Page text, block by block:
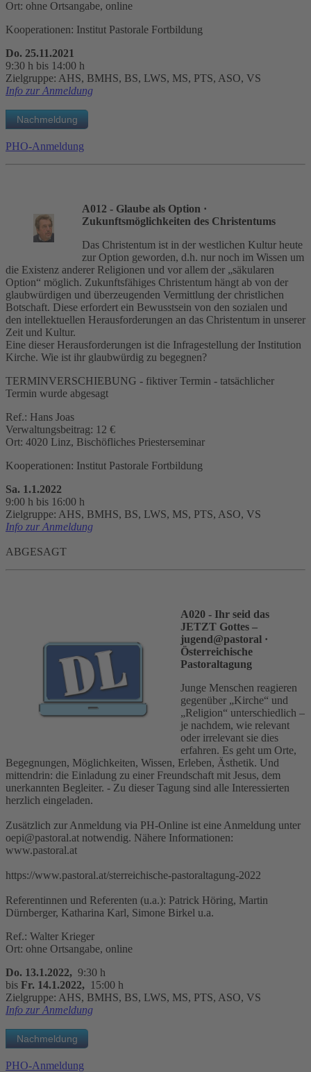
Ort: ohne Ortsangabe, online
Kooperationen: Institut Pastorale Fortbildung
Do. 25.11.2021
9:30 h bis 14:00 h
Zielgruppe: AHS, BMHS, BS, LWS, MS, PTS, ASO, VS
Info zur Anmeldung
PHO-Anmeldung
A012 - Glaube als Option ·
Zukunftsmöglichkeiten des Christentums
Das Christentum ist in der westlichen Kultur heute
zur Option geworden, d.h. nur noch im Wissen um
die Existenz anderer Religionen und vor allem der „säkularen
Option“ möglich. Zukunftsfähiges Christentum hängt ab von der
glaubwürdigen und überzeugenden Vermittlung der christlichen
Botschaft. Diese erfordert ein Bewusstsein von den sozialen und
den intellektuellen Herausforderungen an das Christentum in unserer
Zeit und Kultur.
Eine dieser Herausforderungen ist die Infragestellung der Institution
Kirche. Wie ist ihr glaubwürdig zu begegnen?
TERMINVERSCHIEBUNG - fiktiver Termin - tatsächlicher
Termin wurde abgesagt
Ref.: Hans Joas
Verwaltungsbeitrag: 12 €
Ort: 4020 Linz, Bischöfliches Priesterseminar
Kooperationen: Institut Pastorale Fortbildung
Sa. 1.1.2022
9:00 h bis 16:00 h
Zielgruppe: AHS, BMHS, BS, LWS, MS, PTS, ASO, VS
Info zur Anmeldung
ABGESAGT
A020 - Ihr seid das
JETZT Gottes –
jugend@pastoral ·
Österreichische
Pastoraltagung
Junge Menschen reagieren
gegenüber „Kirche“ und
„Religion“ unterschiedlich –
je nachdem, wie relevant
oder irrelevant sie dies
erfahren. Es geht um Orte,
Begegnungen, Möglichkeiten, Wissen, Erleben, Ästhetik. Und
mittendrin: die Einladung zu einer Freundschaft mit Jesus, dem
unerkannten Begleiter. - Zu dieser Tagung sind alle Interessierten
herzlich eingeladen.
Zusätzlich zur Anmeldung via PH-Online ist eine Anmeldung unter
oepi@pastoral.at notwendig. Nähere Informationen:
www.pastoral.at
https://www.pastoral.at/sterreichische-pastoraltagung-2022
Referentinnen und Referenten (u.a.): Patrick Höring, Martin
Dürnberger, Katharina Karl, Simone Birkel u.a.
Ref.: Walter Krieger
Ort: ohne Ortsangabe, online
Do. 13.1.2022, 9:30 h
bis Fr. 14.1.2022, 15:00 h
Zielgruppe: AHS, BMHS, BS, LWS, MS, PTS, ASO, VS
Info zur Anmeldung
PHO-Anmeldung